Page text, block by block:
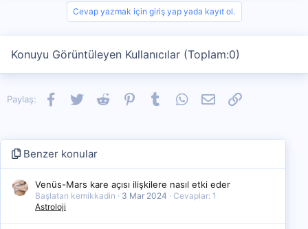
Cevap yazmak için giriş yap yada kayıt ol.
Konuyu Görüntüleyen Kullanıcılar (Toplam:0)
Paylaş: Facebook
TwitterReddit PinterestTumblrWhatsApp
E-postaLink
Benzer konular
Venüs-Mars kare açısı ilişkilere nasıl etki eder
Başlatan kemikkadin 3 Mar 2024
Cevaplar: 1
Astroloji